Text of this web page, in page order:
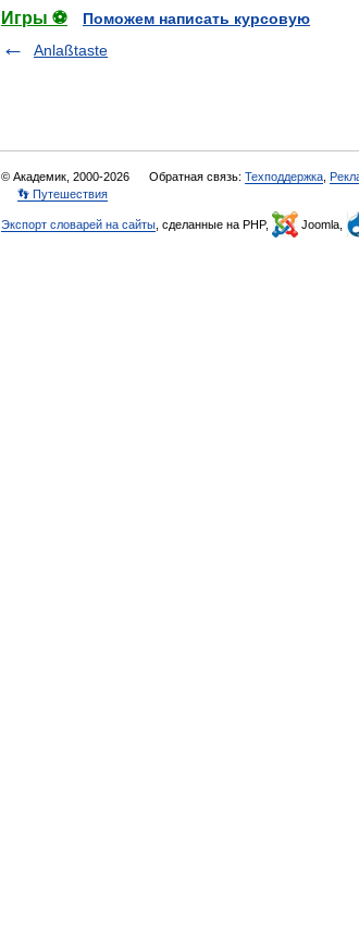
Игры ⚽
Поможем написать курсовую
Anlaßtaste
© Академик, 2000-2026 Обратная связь: Техподдержка
👣 Путешествия
Экспорт словарей на сайты , сделанные на PHP, Joomla,